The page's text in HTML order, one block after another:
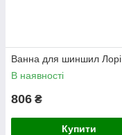
Ванна для шиншил Лорі
В наявності
806 ₴
Купити